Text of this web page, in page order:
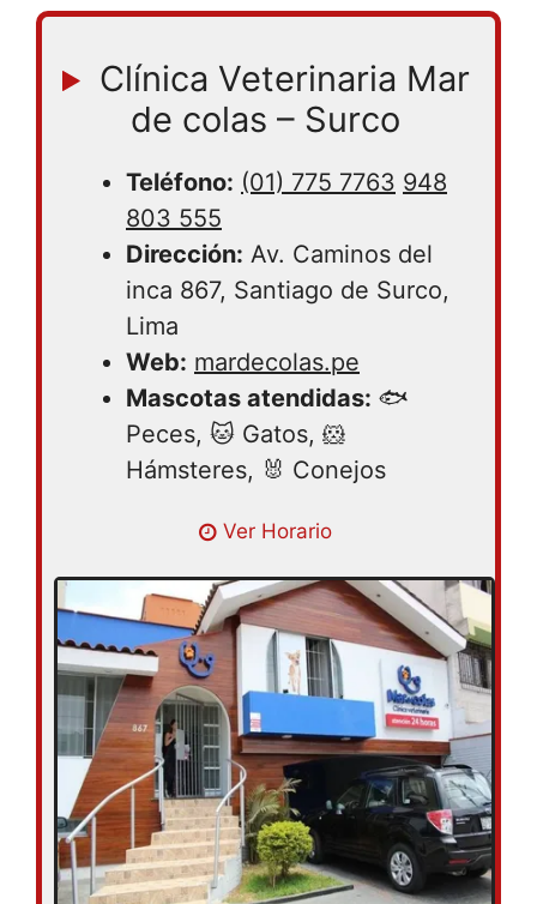
Clínica Veterinaria Mar
de colas – Surco
Teléfono: (01) 775 7763 948
803 555
Dirección: Av. Caminos del
inca 867, Santiago de Surco,
Lima
Web: mardecolas.pe
Mascotas atendidas: 🐟
Peces, 🐱 Gatos, 🐹
Hámsteres, 🐰 Conejos
Ver Horario